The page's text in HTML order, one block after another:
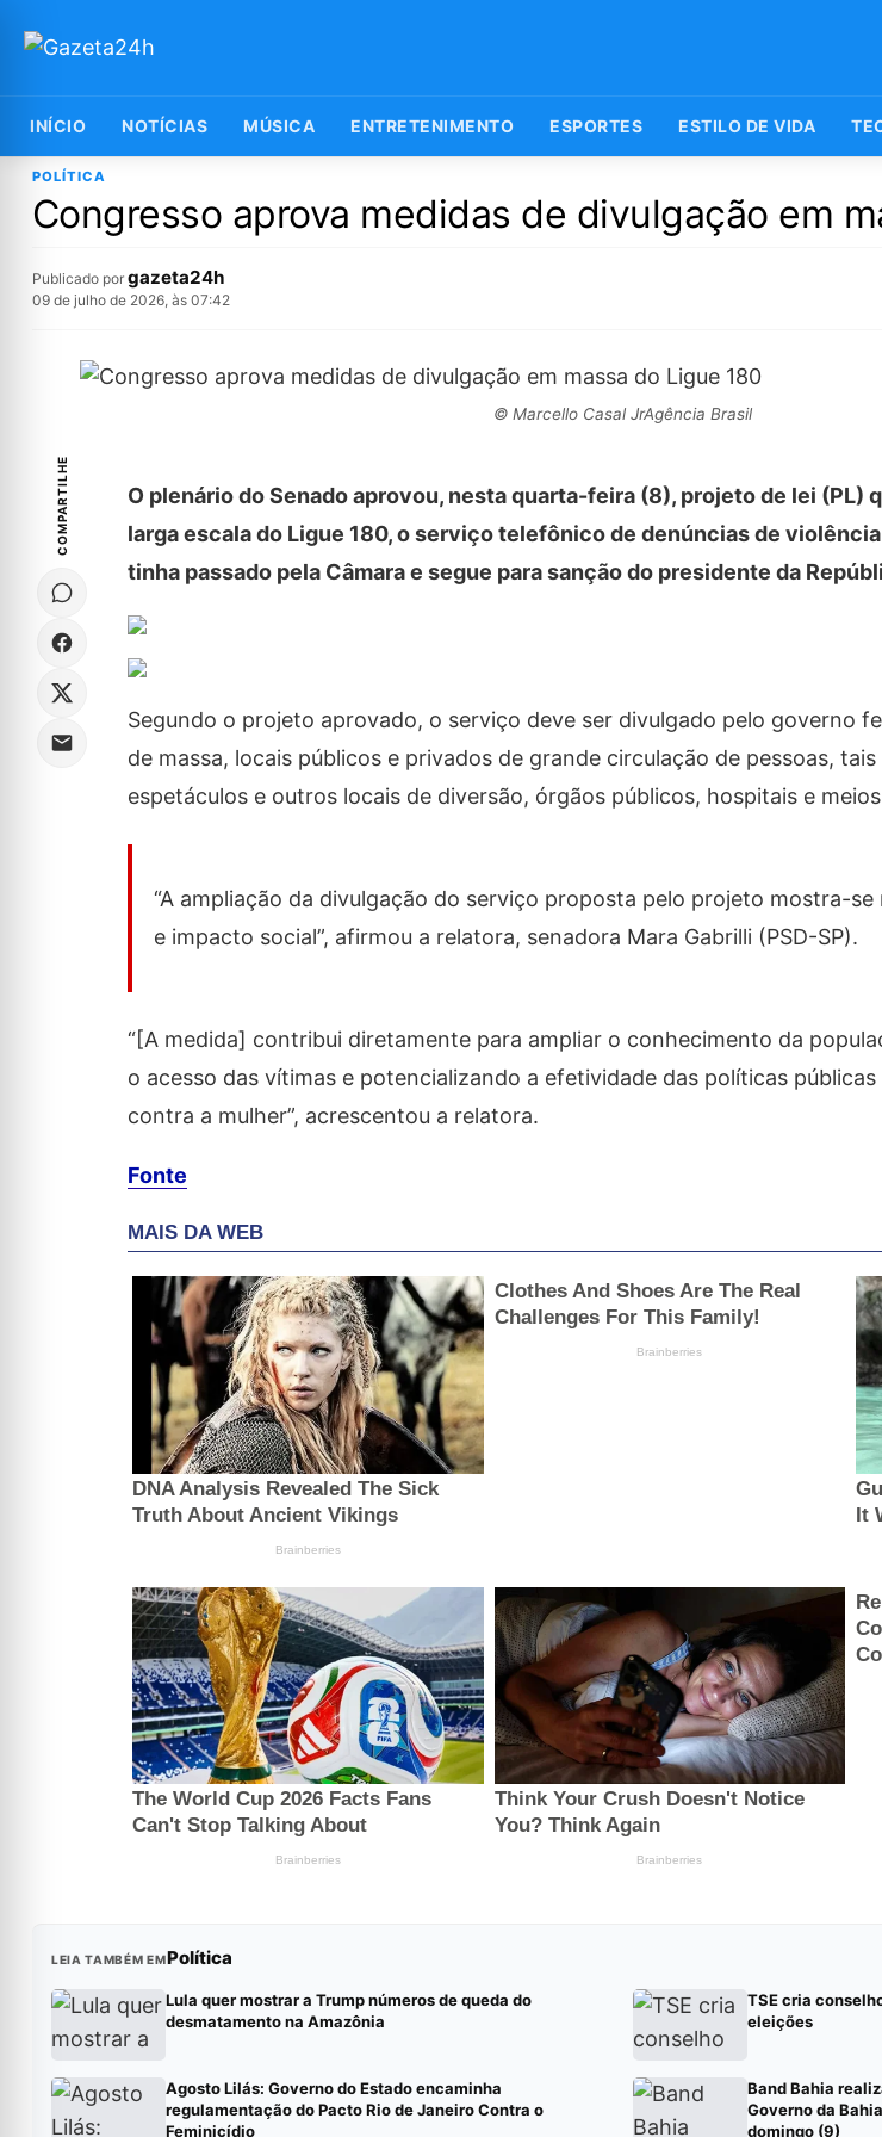
INÍCIO NOTÍCIAS MÚSICA ENTRETENIMENTO ESPORTES ESTILO DE VIDA
POLÍTICA
Congresso aprova medidas de divulgação em
Publicado por gazeta24h
09 de julho de 2026, às 07:42
© Marcello Casal JrAgência Brasil
COMPARTILHE
O plenário do Senado aprovou, nesta quarta-feira (8), projeto de lei (PL)
larga escala do Ligue 180, o serviço telefônico de denúncias de
tinha passado pela Câmara e segue para sanção do presidente da
Segundo o projeto aprovado, o serviço deve ser divulgado pelo governo
de massa, locais públicos e privados de grande circulação de pessoas,
espetáculos e outros locais de diversão, órgãos públicos, hospitais e
“A ampliação da divulgação do serviço proposta pelo projeto mostra-
e impacto social”, afirmou a relatora, senadora Mara Gabrilli (PSD-SP).
“[A medida] contribui diretamente para ampliar o conhecimento da
o acesso das vítimas e potencializando a efetividade das políticas
contra a mulher”, acrescentou a relatora.
Fonte
LEIA TAMBÉM EMPolítica
Lula quer mostrar a Trump números de queda do
desmatamento na Amazônia
TSE cria
eleições
Agosto Lilás: Governo do Estado encaminha
regulamentação do Pacto Rio de Janeiro Contra o
Feminicídio
Band Bahia
Governo da
domingo (9)